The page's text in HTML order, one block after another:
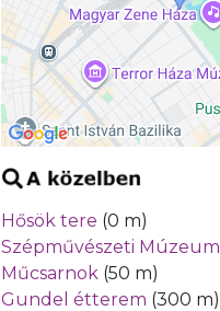
Hősök tere (0 m)
Szépművészeti Múzeum
Műcsarnok (50 m)
Gundel étterem (300 m)